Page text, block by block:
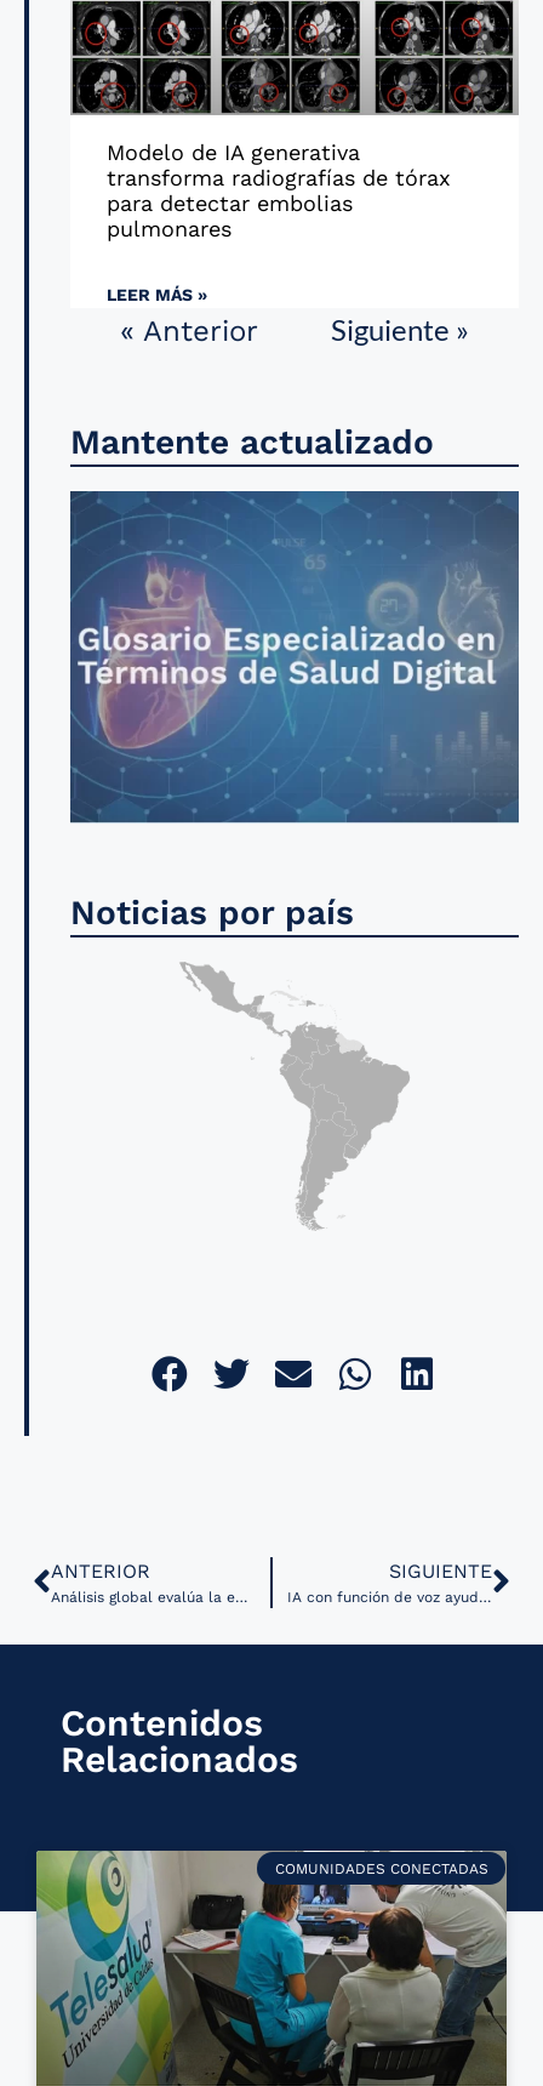
Modelo de IA generativa
transforma radiografías de tórax
para detectar embolias
pulmonares
LEER MÁS »
« Anterior Siguiente »
Mantente actualizado
Noticias por país
ANTERIOR
Análisis global evalúa la eficacia de las intervenciones digitales en trastornos psicológicos
SIGUIENTE
IA con función de voz ayuda a adultos mayores a registrar de manera precisa sus lecturas de presión arterial
Contenidos
Relacionados
COMUNIDADES CONECTADAS